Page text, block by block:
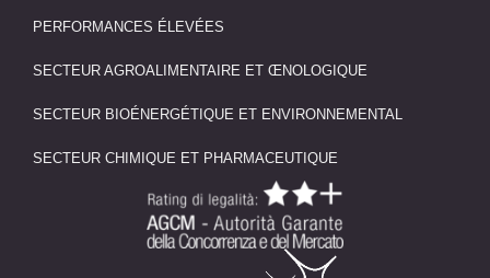
PERFORMANCES ÉLEVÉES
SECTEUR AGROALIMENTAIRE ET ŒNOLOGIQUE
SECTEUR BIOÉNERGÉTIQUE ET ENVIRONNEMENTAL
SECTEUR CHIMIQUE ET PHARMACEUTIQUE